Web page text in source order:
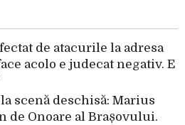
de atacurile la adresa
acolo e judecat negativ. E
scenă deschisă: Marius
de Onoare al Brașovului.